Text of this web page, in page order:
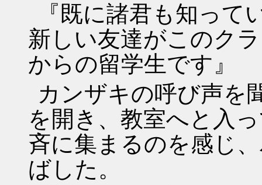
『既に諸君も知っ
新しい友達がこのク
からの留学生です』
カンザキの呼び声を
を開き、教室へと入
斉に集まるのを感じ
ばした。